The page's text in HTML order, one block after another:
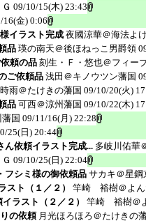
09/10/15(木) 23:43
16(金) 0:06
イラスト完成 夜國涼華＠海法よ
品 瑛の南天＠後ほねっこ男爵領
頼の品 刻生・Ｆ・悠也＠フィー
ご依頼品 浅田＠キノウツン藩国
雨＠たけきの藩国 09/10/20(火)
品 可西＠涼州藩国 09/10/22(木)
国 09/11/16(月) 22:28
25(日) 20:44
ん依頼イラスト完成... 多岐川佑華
09/10/25(日) 22:04
シミ様の御依頼品 サカキ＠星鋼
スト（１／２）
竿崎 裕樹＠よん
ラスト（２／２）
竿崎 裕樹＠
の依頼 月光ほろほろ＠たけきの